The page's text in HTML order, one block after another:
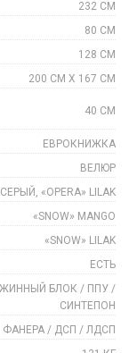
232 СМ
80 СМ
128 СМ
200 СМ Х 167 СМ
40 СМ
ЕВРОКНИЖКА
ВЕЛЮР
«OPERA» LILAK
«SNOW» MANGO
«SNOW» LILAK
ЕСТЬ
БЛОК / ППУ /
СИНТЕПОН
ФАНЕРА / ДСП / ЛДСП